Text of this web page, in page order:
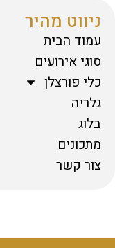
ניווט מהיר
עמוד הבית
סוגי אירועים
כלי פורצלן
גלריה
בלוג
מתכונים
צור קשר